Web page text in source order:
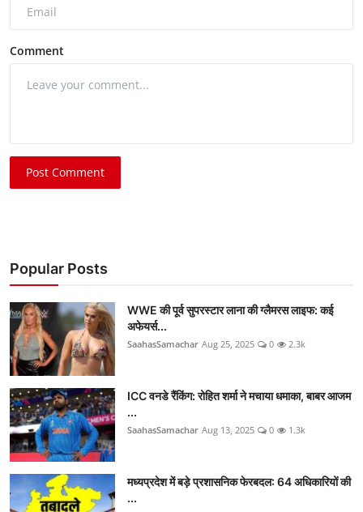
Comment
Post Comment
Popular Posts
WWE की पूर्व सुपरस्टार लाना की ग्लैमरस लाइफ: कई
अफेयर्स...
SaahasSamachar Aug 25, 2025 0 2.3k
ICC वनडे रैंकिंग: रोहित शर्मा ने मचाया धमाका, बाबर आजम
...
SaahasSamachar Aug 13, 2025 0 1.3k
मध्यप्रदेश में बड़े प्रशासनिक फेरबदल: 64 अधिकारियों की
...